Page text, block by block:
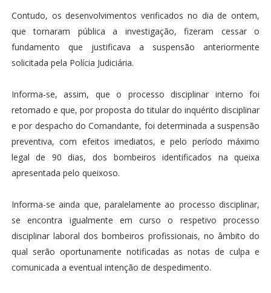
Contudo, os desenvolvimentos verificados no dia de ontem,
que tornaram pública a investigação, fizeram cessar o
fundamento que justificava a suspensão anteriormente
solicitada pela Polícia Judiciária.
Informa-se, assim, que o processo disciplinar interno foi
retomado e que, por proposta do titular do inquérito disciplinar
e por despacho do Comandante, foi determinada a suspensão
preventiva, com efeitos imediatos, e pelo período máximo
legal de 90 dias, dos bombeiros identificados na queixa
apresentada pelo queixoso.
Informa-se ainda que, paralelamente ao processo disciplinar,
se encontra igualmente em curso o respetivo processo
disciplinar laboral dos bombeiros profissionais, no âmbito do
qual serão oportunamente notificadas as notas de culpa e
comunicada a eventual intenção de despedimento.